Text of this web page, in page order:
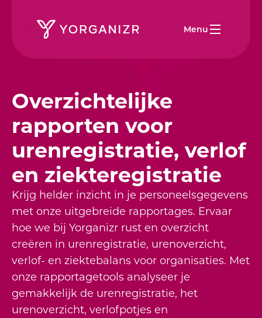
Menu
Overzichtelijke
rapporten voor
urenregistratie, verlof
en ziekteregistratie
Krijg helder inzicht in je personeelsgegevens
met onze uitgebreide rapportages. Ervaar
hoe we bij Yorganizr rust en overzicht
creëren in urenregistratie, urenoverzicht,
verlof- en ziektebalans voor organisaties. Met
onze rapportagetools analyseer je
gemakkelijk de urenregistratie, het
urenoverzicht, verlofpotjes en